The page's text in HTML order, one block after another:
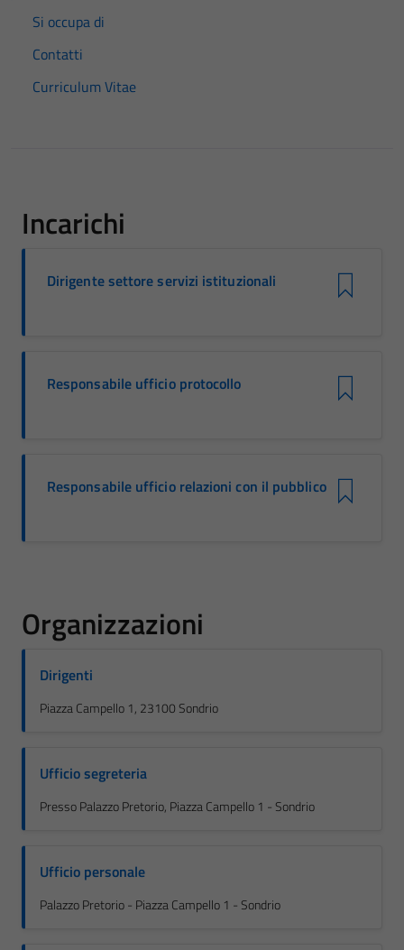
Si occupa di
Contatti
Curriculum Vitae
Incarichi
Dirigente settore servizi istituzionali
Responsabile ufficio protocollo
Responsabile ufficio relazioni con il pubblico
Organizzazioni
Dirigenti
Piazza Campello 1, 23100 Sondrio
Ufficio segreteria
Presso Palazzo Pretorio, Piazza Campello 1 - Sondrio
Ufficio personale
Palazzo Pretorio - Piazza Campello 1 - Sondrio